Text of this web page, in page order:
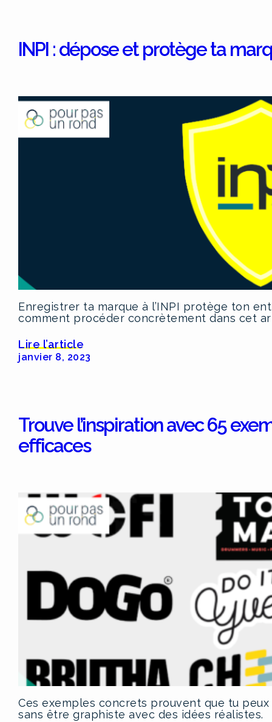
INPI : dépose et protège ta
Enregistrer ta marque à l’INPI protège ton
comment procéder concrètement dans cet
Lire l’article
janvier 8, 2023
Trouve l’inspiration avec 65
efficaces
Ces exemples concrets prouvent que tu
sans être graphiste avec des idées réalistes.